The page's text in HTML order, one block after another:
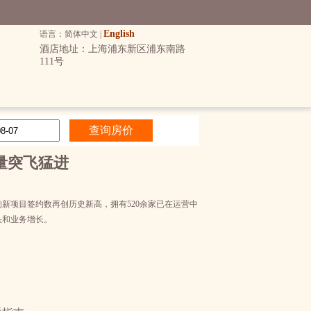
语言：简体中文 | English
酒店地址：上海浦东新区浦东南路
111号
突飞猛进
项目签约数再创历史新高，拥有520余家已在运营中
业务增长。